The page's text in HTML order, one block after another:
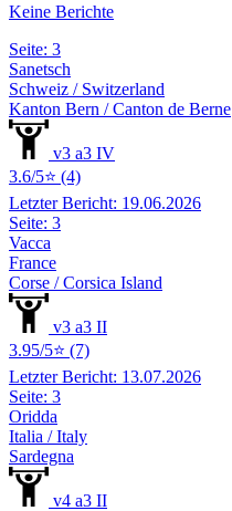
Keine Berichte
Seite: 3
Sanetsch
Schweiz / Switzerland
Kanton Bern / Canton de Berne
v3 a3 IV
3.6/5⭐ (4)
Letzter Bericht: 19.06.2026
Seite: 3
Vacca
France
Corse / Corsica Island
v3 a3 II
3.95/5⭐ (7)
Letzter Bericht: 13.07.2026
Seite: 3
Oridda
Italia / Italy
Sardegna
v4 a3 II